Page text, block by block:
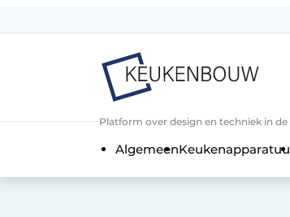
Algemene voorwaarden
Platform over design en techniek in
Algemeen